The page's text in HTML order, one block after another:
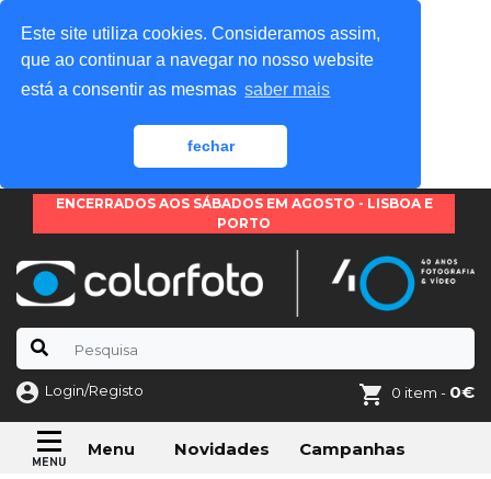
Este site utiliza cookies. Consideramos assim,
que ao continuar a navegar no nosso website
está a consentir as mesmas saber mais
fechar
ENCERRADOS AOS SÁBADOS EM AGOSTO - LISBOA E
PORTO
Login/Registo 0 item - 0€
Menu Novidades Campanhas